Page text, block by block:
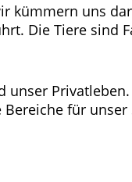
kümmern uns
Die Tiere sind
unser
für unser